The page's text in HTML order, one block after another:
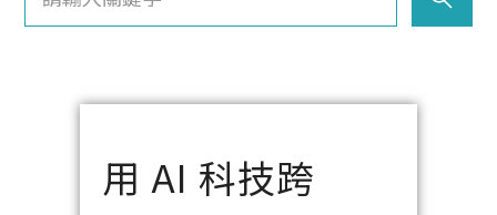
用 AI 科技跨